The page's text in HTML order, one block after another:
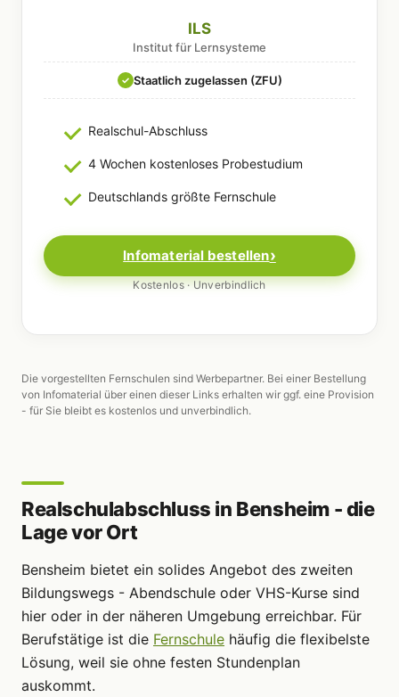
ILS
Institut für Lernsysteme
✓ Staatlich zugelassen (ZFU)
Realschul-Abschluss
4 Wochen kostenloses Probestudium
Deutschlands größte Fernschule
Infomaterial bestellen
Kostenlos · Unverbindlich
Die vorgestellten Fernschulen sind Werbepartner. Bei einer Bestellung
von Infomaterial über einen dieser Links erhalten wir ggf. eine Provision
- für Sie bleibt es kostenlos und unverbindlich.
Realschulabschluss in Bensheim - die
Lage vor Ort
Bensheim bietet ein solides Angebot des zweiten
Bildungswegs - Abendschule oder VHS-Kurse sind
hier oder in der näheren Umgebung erreichbar. Für
Berufstätige ist die Fernschule häufig die flexibelste
Lösung, weil sie ohne festen Stundenplan
auskommt.